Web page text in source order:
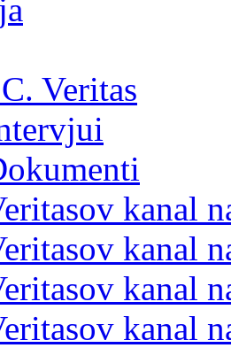
Veritas
kanal
kanal
kanal
kanal